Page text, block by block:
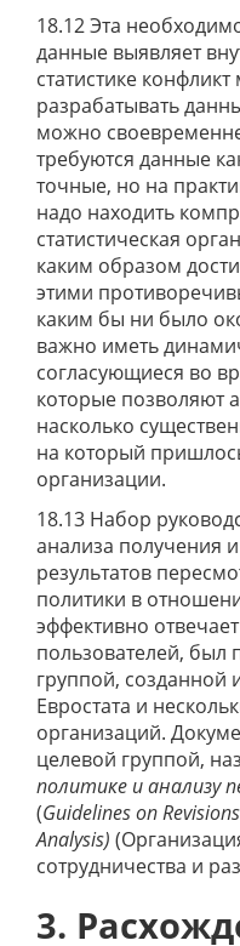
18.12 Эта
данные выявляет
статистике
разрабатывать
можно
требуются данные
точные, но на
надо находить
статистическая
каким образом
этими
каким бы ни было
важно иметь
согласующиеся во
которые позволяют
насколько
на который
организации.
18.13 Набор
анализа получения
результатов
политики в
эффективно
пользователей, был
группой, созданной
Евростата и
организаций.
целевой группой,
политике и анализу
(Guidelines on
Analysis)
сотрудничества и
3.